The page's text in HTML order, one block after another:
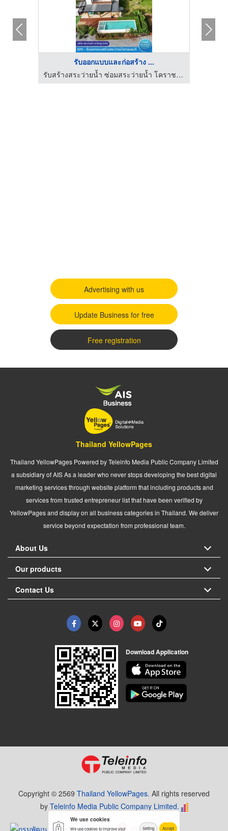
รับออกแบบและก่อสร้าง ...
รับสร้างสระว่ายน้ำ ซ่อมสระว่ายน้ำ โคราช - SPK
Advertising with us
Update Business for free
Free registration
Thailand YellowPages
Thailand YellowPages Powered by Teleinfo Media Public Company Limited
a subsidiary of AIS As a leader who never stops developing the best digital
marketing services through website platform that including products and
services from trusted entrepreneur list that have been verified by
YellowPages and display on all business categories in Thailand. We deliver
service beyond expectation from professional team.
About Us
Our products
Contact Us
Download Application
Copyright © 2569 Thailand YellowPages. All rights reserved
by Teleinfo Media Public Company Limited.
We use cookies
We use cookies to improve your Setting Accept